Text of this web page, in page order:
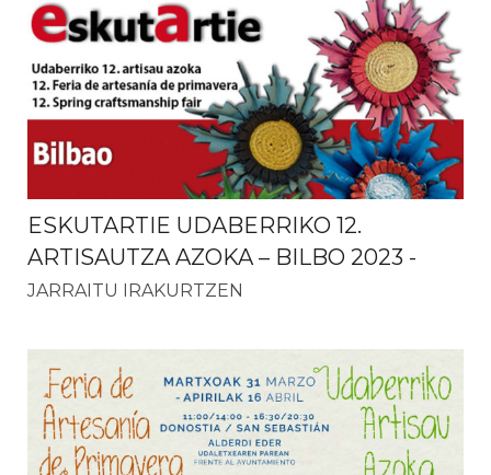
ESKUTARTIE UDABERRIKO 12.
ARTISAUTZA AZOKA – BILBO 2023 -
JARRAITU IRAKURTZEN